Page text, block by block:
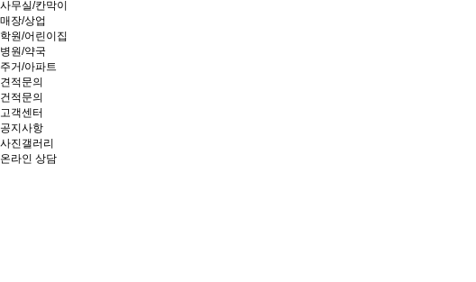
사무실/칸막이
매장/상업
학원/어린이집
병원/약국
주거/아파트
견적문의
건적문의
고객센터
공지사항
사진갤러리
온라인 상담